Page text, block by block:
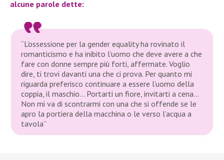
alcune parole dette:
“L’ossessione per la gender equality ha rovinato il
romanticismo e ha inibito l’uomo che deve avere a che
fare con donne sempre più forti, affermate. Voglio
dire, ti trovi davanti una che ci prova. Per quanto mi
riguarda preferisco continuare a essere l’uomo della
coppia, il maschio… Portarti un fiore, invitarti a cena…
Non mi va di scontrarmi con una che si offende se le
apro la portiera della macchina o le verso l’acqua a
tavola”